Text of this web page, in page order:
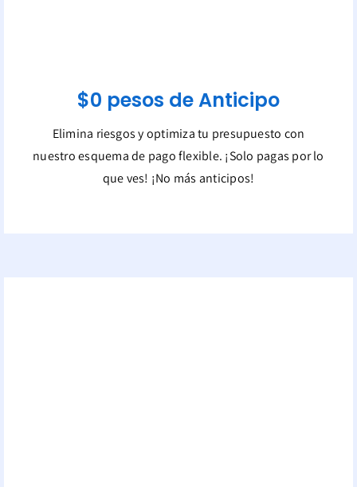
$0 pesos de Anticipo
Elimina riesgos y optimiza tu presupuesto con
nuestro esquema de pago flexible. ¡Solo pagas por lo
que ves! ¡No más anticipos!